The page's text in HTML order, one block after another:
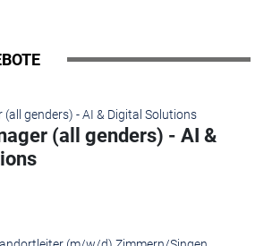
(all genders) - AI &